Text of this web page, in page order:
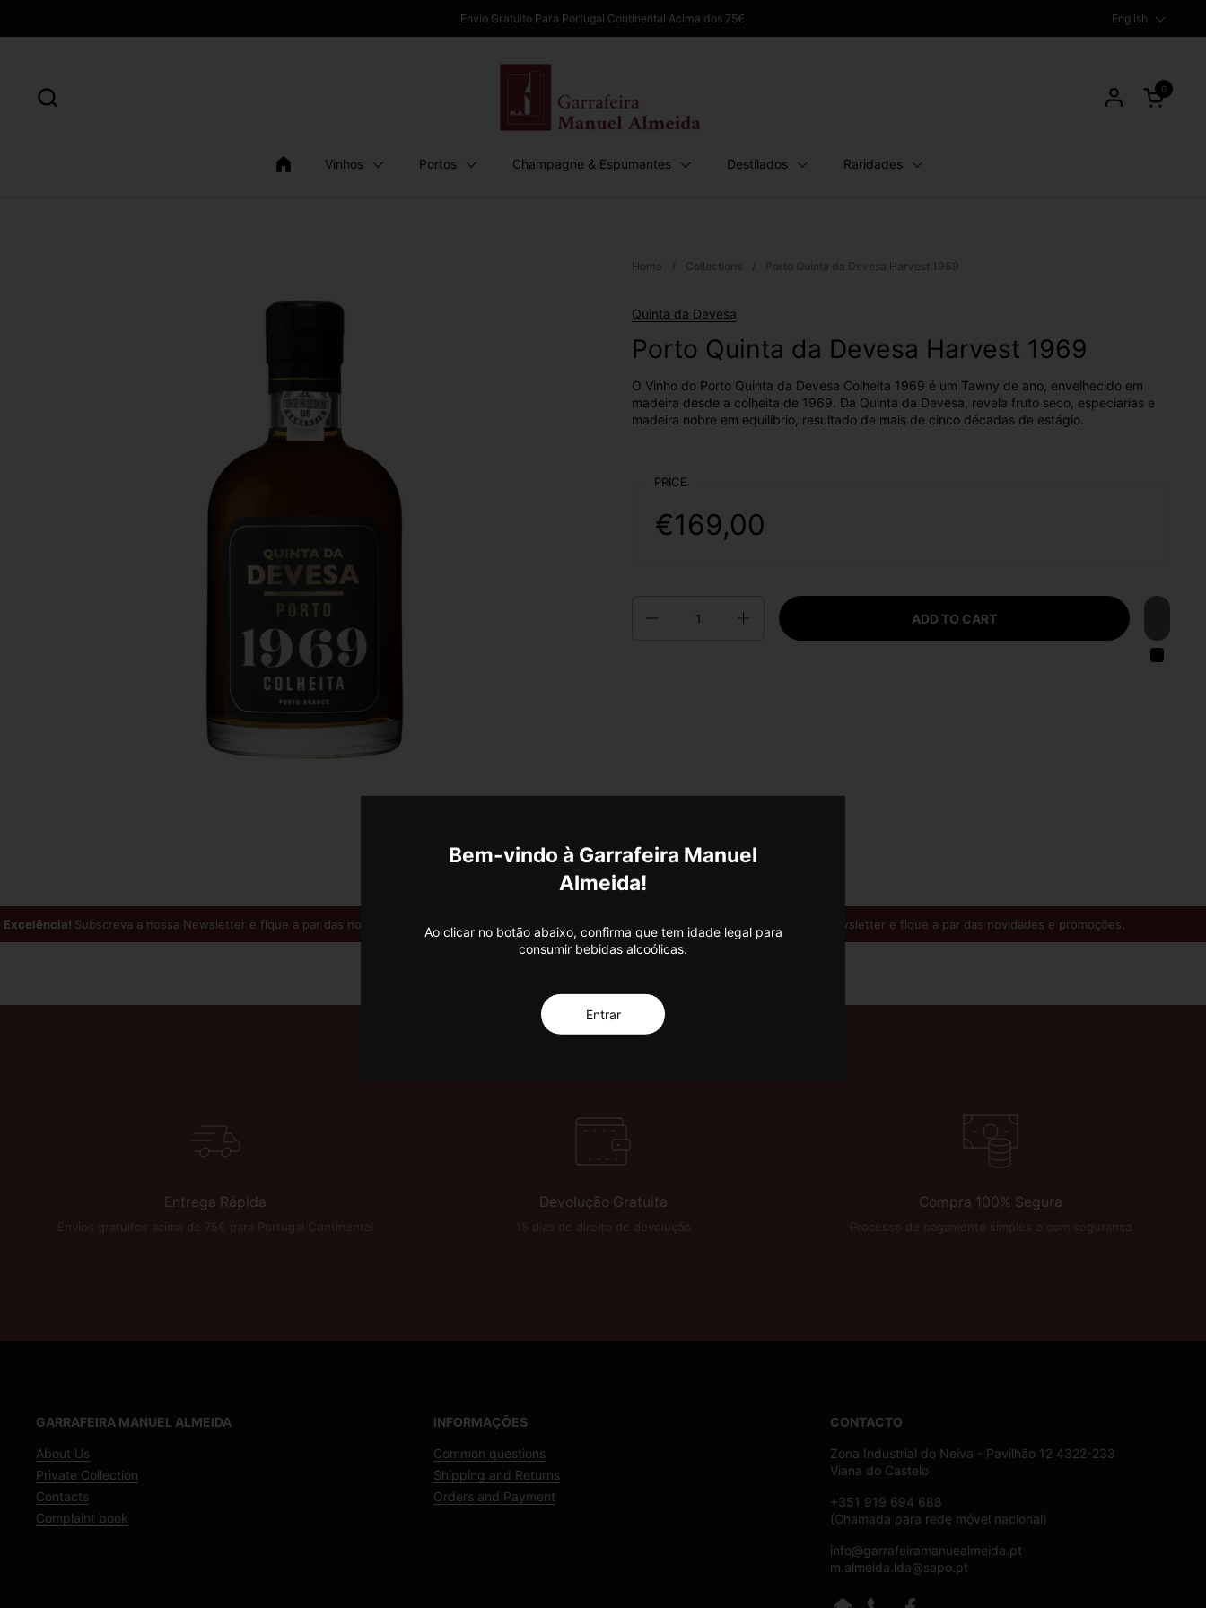
Envio Gratuito Para Portugal Continental Acima dos 75€ Language
English
Open cart
0
Vinhos Portos Champagne & Espumantes Destilados Raridades
Home / Collections / Porto Quinta da Devesa Harvest 1969
Quinta da Devesa
Porto Quinta da Devesa Harvest 1969
O Vinho do Porto Quinta da Devesa Colheita 1969 é um Tawny de ano, envelhecido em
madeira desde a colheita de 1969. Da Quinta da Devesa, revela fruto seco, especiarias e
madeira nobre em equilíbrio, resultado de mais de cinco décadas de estágio.
PRICE
€169,00
ADD TO CART
Subscreva a nossa Newsletter e fique a par das novidades e promoções. 30 Anos de Excelência! Subscreva a nossa Newsletter e fique a par das novidades e promoções.
Entrega Rápida Devolução Gratuita Compra 100% Segura
GARRAFEIRA MANUEL ALMEIDA
About Us
Private Collection
Contacts
Complaint book
INFORMAÇÕES
Common questions
Shipping and Returns
Orders and Payment
CONTACTO
Zona Industrial do Neiva - Pavilhão 12 4322-233
Viana do Castelo
+351 919 694 688
(Chamada para rede móvel nacional)
info@garrafeiramanuealmeida.pt
m.almeida.lda@sapo.pt
Bem-vindo à Garrafeira Manuel
Almeida!
Ao clicar no botão abaixo, confirma que tem idade legal para
consumir bebidas alcoólicas.
Entrar